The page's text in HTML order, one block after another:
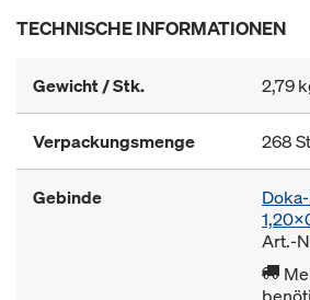
TECHNISCHE INFORMATIONEN
Gewicht / Stk. 2,79
Verpackungsmenge 268
Gebinde
Art.-